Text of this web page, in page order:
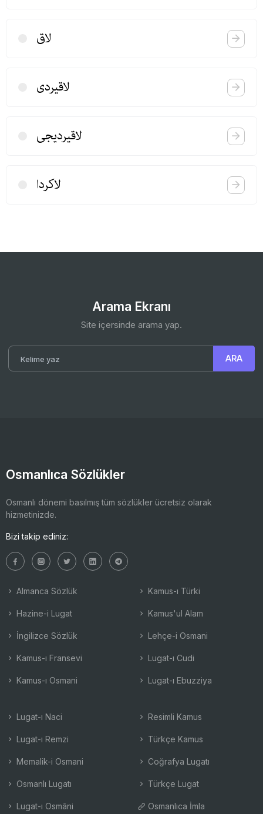
لاق
لاقیردی
لاقیردیجی
لاكردا
Arama Ekranı
Site içersinde arama yap.
Osmanlıca Sözlükler
Osmanlı dönemi basılmış tüm sözlükler ücretsiz olarak
hizmetinizde.
Bizi takip ediniz:
Almanca Sözlük
Hazine-i Lugat
İngilizce Sözlük
Kamus-ı Fransevi
Kamus-ı Osmani
Kamus-ı Türki
Kamus'ul Alam
Lehçe-i Osmani
Lugat-ı Cudi
Lugat-ı Ebuzziya
Lugat-ı Naci
Lugat-ı Remzi
Memalik-i Osmani
Osmanlı Lugatı
Lugat-ı Osmâni
Resimli Kamus
Türkçe Kamus
Coğrafya Lugatı
Türkçe Lugat
Osmanlıca İmla